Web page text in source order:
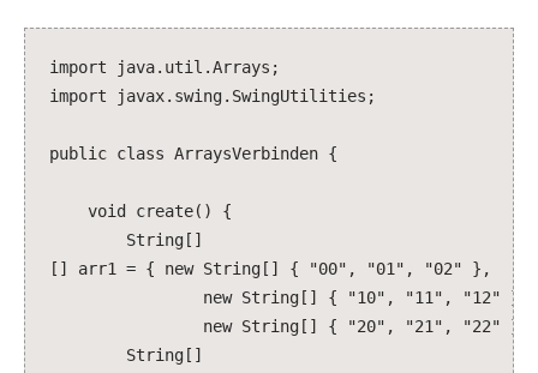
Schrift
String
Systemzugriff
XML
import java.util.Arrays;
import javax.swing.SwingUtilities;
public class ArraysVerbinden {
void create() {
String[]
[] arr1 = { new String[] { "00", "01", "02" },
new String[] { "10", "11", "12" },
new String[] { "20", "21", "22" }
String[]